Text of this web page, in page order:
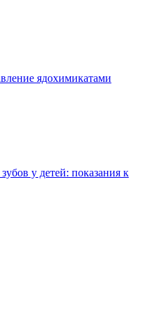
ядохимикатами
у детей: показания к